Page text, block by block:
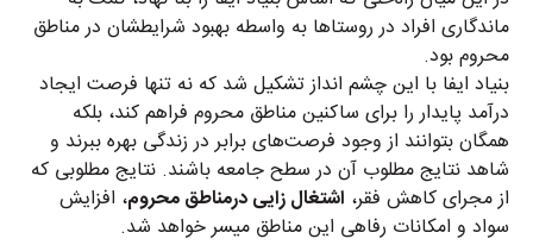
ماندگاری افراد در روستاها به واسطه بهبود شرایطشان در مناطق
محروم بود.
بنیاد ایفا با این چشم انداز تشکیل شد که نه تنها فرصت ایجاد
درآمد پایدار را برای ساکنین مناطق محروم فراهم کند، بلکه
همگان بتوانند از وجود فرصت‌های برابر در زندگی بهره ببرند و
شاهد نتایج مطلوب آن در سطح جامعه باشند. نتایج مطلوبی که
از مجرای کاهش فقر، اشتغال زایی درمناطق محروم، افزایش
سواد و امکانات رفاهی این مناطق میسر خواهد شد.